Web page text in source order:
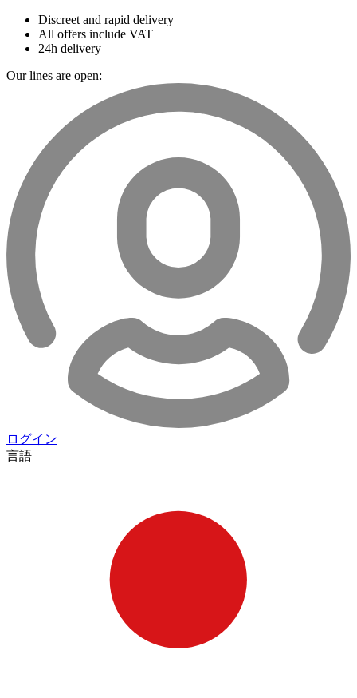
Discreet and rapid delivery
All offers include VAT
24h delivery
Our lines are open:
ログイン
言語